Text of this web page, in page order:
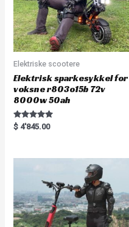
Elektriske scootere
Elektrisk sparkesykkel for
voksne r803o15b 72v
8000w 50ah
Rated
5.00
$ 4'845.00